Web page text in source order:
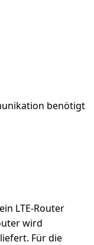
benötigt
LTE-Router
wird
Für die